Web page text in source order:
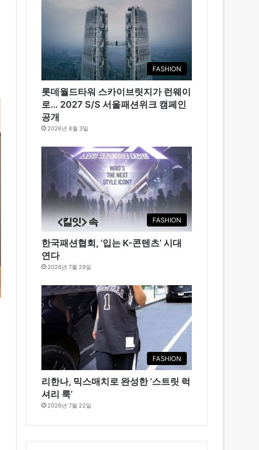
FASHION
롯데월드타워 스카이브릿지가 런웨이
로… 2027 S/S 서울패션위크 캠페인
공개
2026년 8월 3일
FASHION
한국패션협회, ‘입는 K-콘텐츠’ 시대
연다
2026년 7월 29일
FASHION
리한나, 믹스매치로 완성한 ‘스트릿 럭
셔리 룩’
2026년 7월 22일